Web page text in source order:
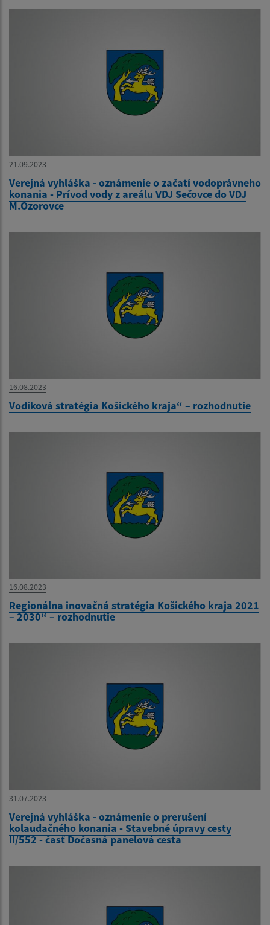
21.09.2023
Verejná vyhláška - oznámenie o začatí vodoprávneho
konania - Prívod vody z areálu VDJ Sečovce do VDJ
M.Ozorovce
16.08.2023
Vodíková stratégia Košického kraja“ – rozhodnutie
16.08.2023
Regionálna inovačná stratégia Košického kraja 2021
– 2030“ – rozhodnutie
31.07.2023
Verejná vyhláška - oznámenie o prerušení
kolaudačného konania - Stavebné úpravy cesty
II/552 - časť Dočasná panelová cesta